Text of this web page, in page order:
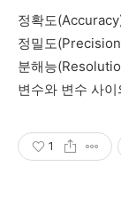
정확도
정밀도
분해능
변수와 변수 사
1